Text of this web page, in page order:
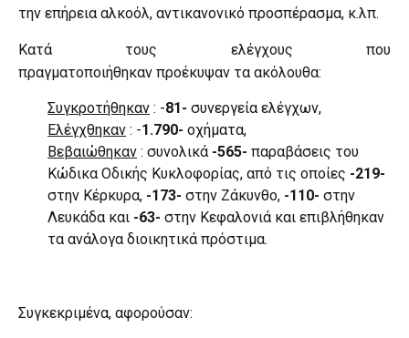
την επήρεια αλκοόλ, αντικανονικό προσπέρασμα, κ.λπ.
Kατά τους ελέγχους που
πραγματοποιήθηκαν προέκυψαν τα ακόλουθα:
Συγκροτήθηκαν : -81- συνεργεία ελέγχων,
Ελέγχθηκαν : -1.790- οχήματα,
Βεβαιώθηκαν : συνολικά -565- παραβάσεις του
Κώδικα Οδικής Κυκλοφορίας, από τις οποίες -219-
στην Κέρκυρα, -173- στην Ζάκυνθο, -110- στην
Λευκάδα και -63- στην Κεφαλονιά και επιβλήθηκαν
τα ανάλογα διοικητικά πρόστιμα.
Συγκεκριμένα, αφορούσαν: